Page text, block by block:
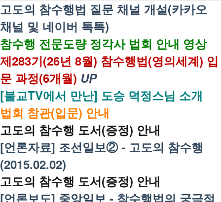
고도의 참수행법 질문 채널 개설(카카오
채널 및 네이버 톡톡)
참수행 전문도량 정각사 법회 안내 영상
제283기(26년 8월) 참수행법(영의세계) 입
문 과정(6개월) UP
[불교TV에서 만난] 도승 덕정스님 소개
법회 참관(입문) 안내
고도의 참수행 도서(증정) 안내
[언론자료] 조선일보② - 고도의 참수행
(2015.02.02)
고도의 참수행 도서(증정) 안내
[언론보도] 중앙일보 - 참수행법의 궁극적